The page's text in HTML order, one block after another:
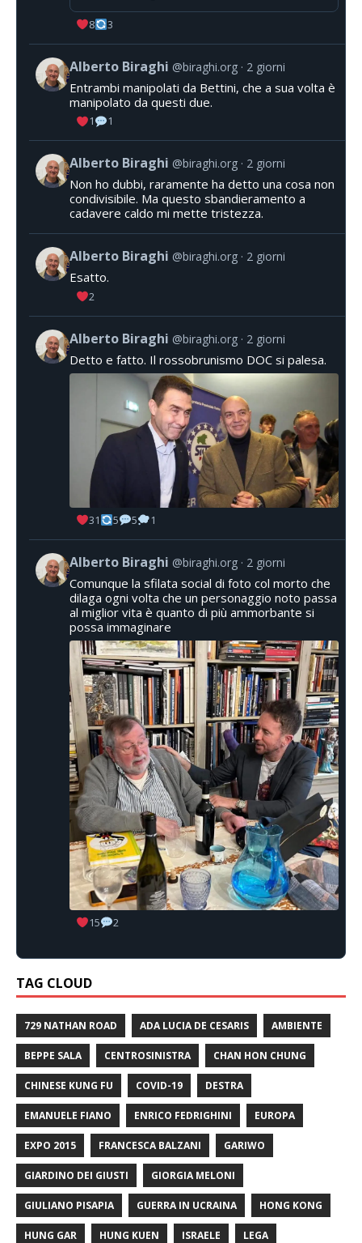
8 3
Alberto Biraghi @biraghi.org 2 giorni
Entrambi manipolati da Bettini, che a sua volta è
manipolato da questi due.
1 1
Alberto Biraghi @biraghi.org 2 giorni
Non ho dubbi, raramente ha detto una cosa non
condivisibile. Ma questo sbandieramento a
cadavere caldo mi mette tristezza.
Alberto Biraghi @biraghi.org 2 giorni
Esatto.
2
Alberto Biraghi @biraghi.org 2 giorni
Detto e fatto. Il rossobrunismo DOC si palesa.
31 5 5 1
Alberto Biraghi @biraghi.org 2 giorni
Comunque la sfilata social di foto col morto che
dilaga ogni volta che un personaggio noto passa
al miglior vita è quanto di più ammorbante si
possa immaginare
15 2
TAG CLOUD
729 NATHAN ROAD ADA LUCIA DE CESARIS AMBIENTE
BEPPE SALA CENTROSINISTRA CHAN HON CHUNG
CHINESE KUNG FU COVID-19 DESTRA
EMANUELE FIANO ENRICO FEDRIGHINI EUROPA
EXPO 2015 FRANCESCA BALZANI GARIWO
GIARDINO DEI GIUSTI GIORGIA MELONI
GIULIANO PISAPIA GUERRA IN UCRAINA HONG KONG
HUNG GAR HUNG KUEN ISRAELE LEGA